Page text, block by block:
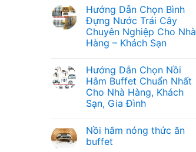
bình
luận
ở
Đĩa
Đá
Tròn
66003:
Nâng
Tầm
Trải
Nghiệm
Ẩm
Nghệ
Thuật
Trang
Hướng Dẫn Chọn Bình
Đựng Nước Trái Cây
Chuyên Nghiệp Cho Nhà
Hàng – Khách Sạn
bình
luận
ở
Hướng
Dẫn
Chọn
Nước
Trái
Cây
Hướng Dẫn Chọn Nồi
Hâm Buffet Chuẩn Nhất
Cho Nhà Hàng, Khách
Sạn, Gia Đình
bình
luận
ở
Nồi hâm nóng thức ăn
buffet